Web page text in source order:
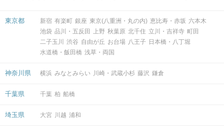
会場
注意事項
東京都 新宿 有楽町 銀座 東京(八重洲・丸の内) 恵比寿・赤坂 六本木
池袋 品川・五反田 上野 秋葉原 北千住 立川・吉祥寺 町田
二子玉川
渋谷 自由が丘 お台場 八王子 日本橋・八丁堀
水道橋・飯田橋 浅草・両国
神奈川県 横浜 みなとみらい 川崎・武蔵小杉 藤沢 鎌倉
千葉県 千葉 柏 船橋
埼玉県 大宮 川越 浦和